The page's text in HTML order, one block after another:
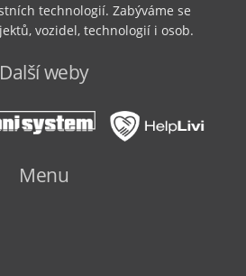
technologií. Zabýváme se
vozidel, technologií i osob.
Další weby
Menu